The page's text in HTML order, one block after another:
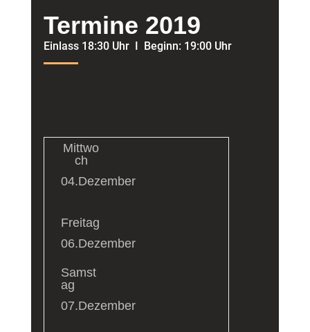
Termine 2019
Einlass 18:30 Uhr I Beginn: 19:00 Uhr
Mittwo
ch
04.Dezember
Freitag
06.Dezember
Samst
ag
07.Dezember